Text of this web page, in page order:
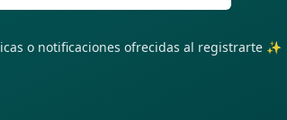
o notificaciones ofrecidas al registrarte ✨